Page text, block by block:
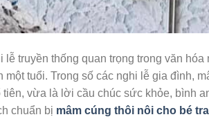
lễ truyền thống quan trọng trong văn
một tuổi. Trong số các nghi lễ gia đình,
vừa là lời cầu chúc sức khỏe, bình
chuẩn bị mâm cúng thôi nôi cho bé